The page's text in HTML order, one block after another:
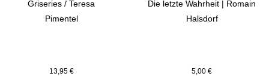
Griseries / Teresa
Pimentel
13,95 €
Die letzte Wahrheit | Romain
Halsdorf
5,00 €